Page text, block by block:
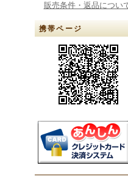
販売条件・返品につい
携帯ページ